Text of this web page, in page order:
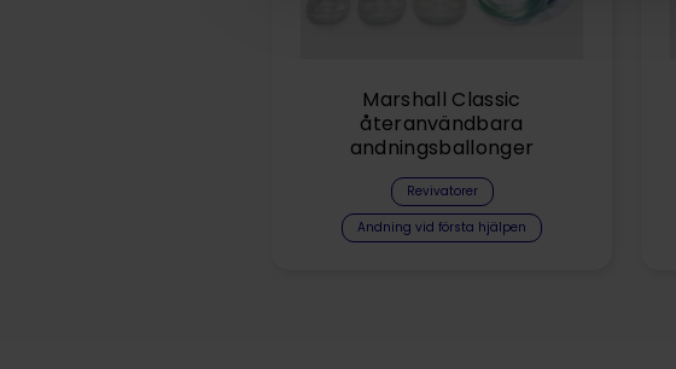
Marshall Classic
återanvändbara
andningsballonger
Revivatorer
Andning vid första hjälpen